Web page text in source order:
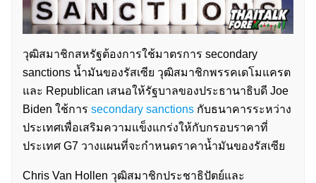
วุฒิสมาชิกสหรัฐต้องการใช้มาตรการ secondary
sanctions น้ำมันของรัสเซีย วุฒิสมาชิกพรรคเดโมแครต
และ Republican เสนอให้รัฐบาลของประธานาธิบดี Joe
Biden ใช้การ secondary sanctions กับธนาคารระหว่าง
ประเทศเพื่อเสริมความแข็งแกร่งให้กับกรอบราคาที่
ประเทศ G7 วางแผนที่จะกำหนดราคาน้ำมันของรัสเซีย
Chris Van Hollen วุฒิสมาชิกประชาธิปัตย์และ